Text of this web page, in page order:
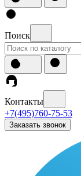
Поиск
Контакты
+7(495)760-75-53
Заказать звонок